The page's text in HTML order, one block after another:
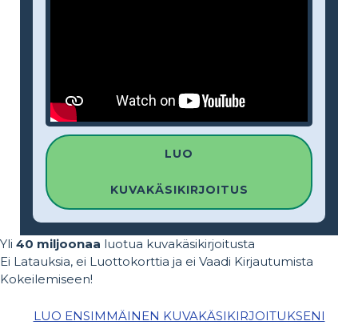
LUO
KUVAKÄSIKIRJOITUS
Yli 40 miljoonaa luotua kuvakäsikirjoitusta
Ei Latauksia, ei Luottokorttia ja ei Vaadi Kirjautumista
Kokeilemiseen!
LUO ENSIMMÄINEN KUVAKÄSIKIRJOITUKSENI